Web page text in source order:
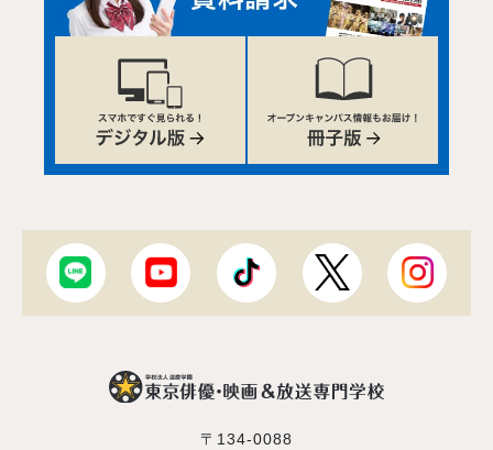
〒134-0088